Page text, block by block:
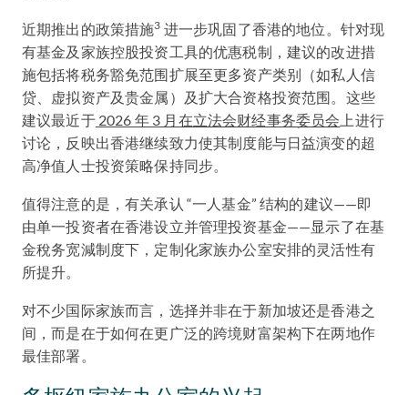
近期推出的政策措施3 进一步巩固了香港的地位。针对现
有基金及家族控股投资工具的优惠税制，建议的改进措
施包括将税务豁免范围扩展至更多资产类别（如私人信
贷、虚拟资产及贵金属）及扩大合资格投资范围。这些
建议最近于2026 年 3 月在立法会财经事务委员会 上进行
讨论，反映出香港继续致力使其制度能与日益演变的超
高净值人士投资策略保持同步。
值得注意的是，有关承认 “一人基金” 结构的建议——即
由单一投资者在香港设立并管理投资基金——显示了在基
金稅务宽減制度下，定制化家族办公室安排的灵活性有
所提升。
对不少国际家族而言，选择并非在于新加坡还是香港之
间，而是在于如何在更广泛的跨境财富架构下在两地作
最佳部署。